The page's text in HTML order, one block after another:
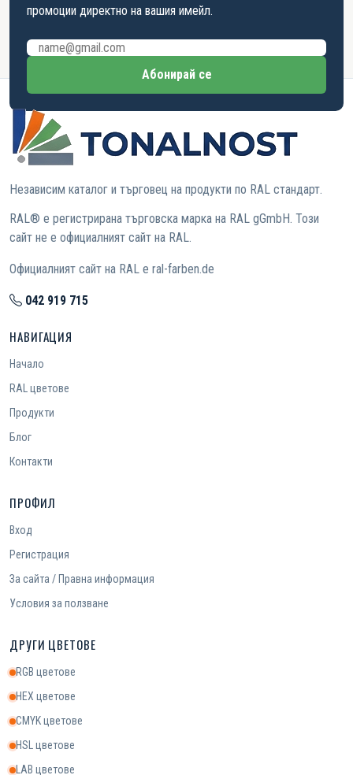
промоции директно на вашия имейл.
Имейл адрес
Абонирай се
Независим каталог и търговец на продукти по RAL стандарт.
RAL® е регистрирана търговска марка на RAL gGmbH. Този
сайт не е официалният сайт на RAL.
Официалният сайт на RAL е ral-farben.de
042 919 715
НАВИГАЦИЯ
Начало
RAL цветове
Продукти
Блог
Контакти
ПРОФИЛ
Вход
Регистрация
За сайта / Правна информация
Условия за ползване
ДРУГИ ЦВЕТОВЕ
RGB цветове
HEX цветове
CMYK цветове
HSL цветове
LAB цветове